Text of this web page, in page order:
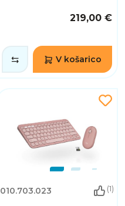
219,00 €
V košarico
010.703.023 (1)